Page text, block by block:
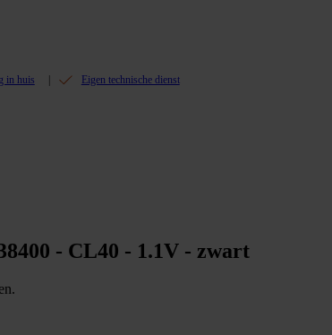
in huis Eigen technische dienst
- CL40 - 1.1V - zwart